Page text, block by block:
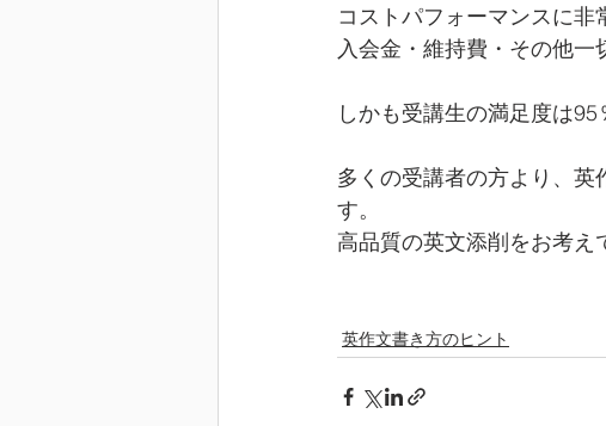
コストパフォーマンスに非
入会金・維持費・その他一
しかも受講生の満足度は95
多くの受講者の方より、英
す。
高品質の英文添削をお考え
英作文書き方のヒント